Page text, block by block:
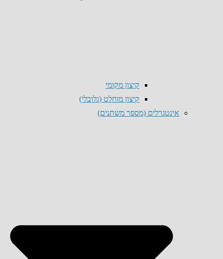
קיצון מקומי
קיצון מוחלט (גלובלי)
אינטגרלים (מספר משתנים)